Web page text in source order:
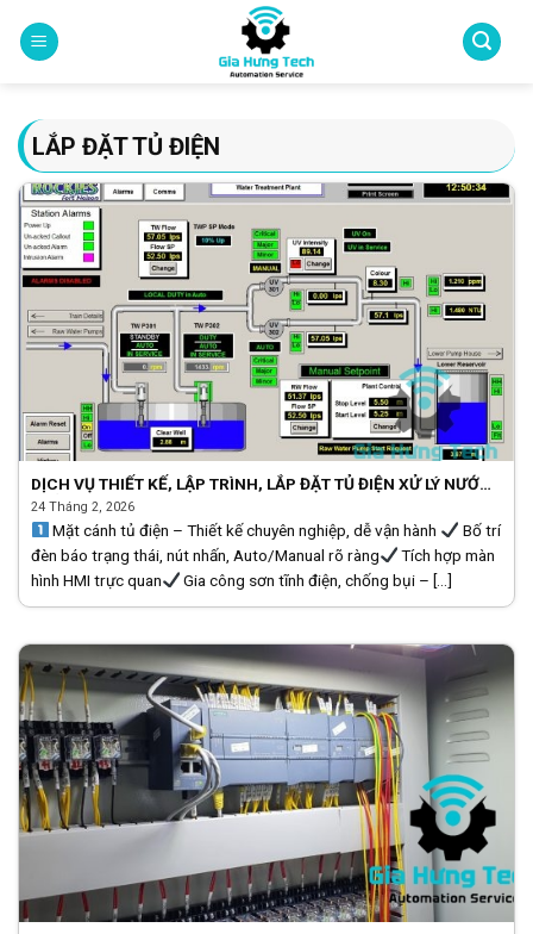
LẮP ĐẶT TỦ ĐIỆN
DỊCH VỤ THIẾT KẾ, LẬP TRÌNH, LẮP ĐẶT TỦ ĐIỆN XỬ LÝ NƯỚC
THẢI
24 Tháng 2, 2026
Mặt cánh tủ điện – Thiết kế chuyên nghiệp, dễ vận hành
Bố trí
đèn báo trạng thái, nút nhấn, Auto/Manual rõ ràng
Tích hợp màn
hình HMI trực quan
Gia công sơn tĩnh điện, chống bụi – [...]